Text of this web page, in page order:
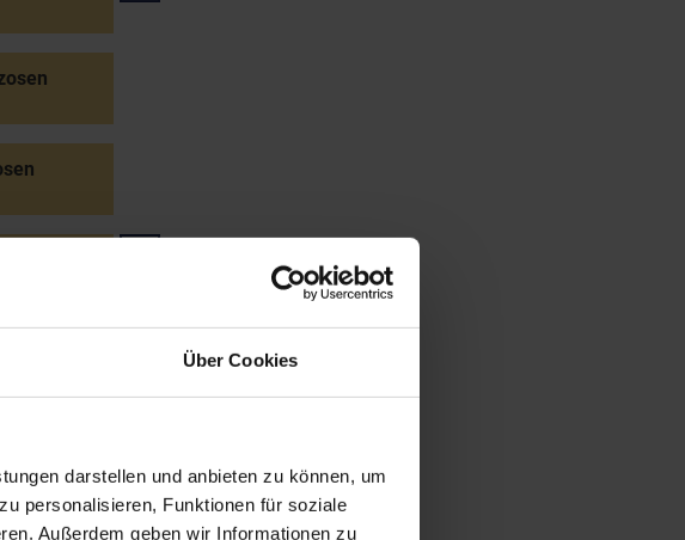
Über Cookies
darstellen und anbieten zu können, um
personalisieren, Funktionen für soziale
Außerdem geben wir Informationen zu